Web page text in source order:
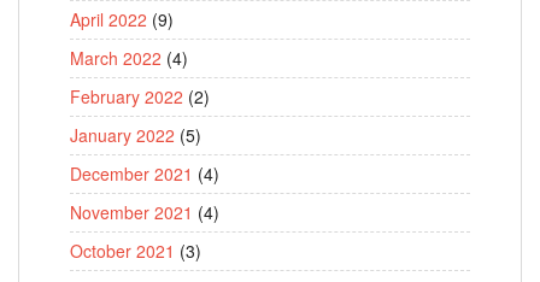
April 2022 (9)
March 2022 (4)
February 2022 (2)
January 2022 (5)
December 2021 (4)
November 2021 (4)
October 2021 (3)